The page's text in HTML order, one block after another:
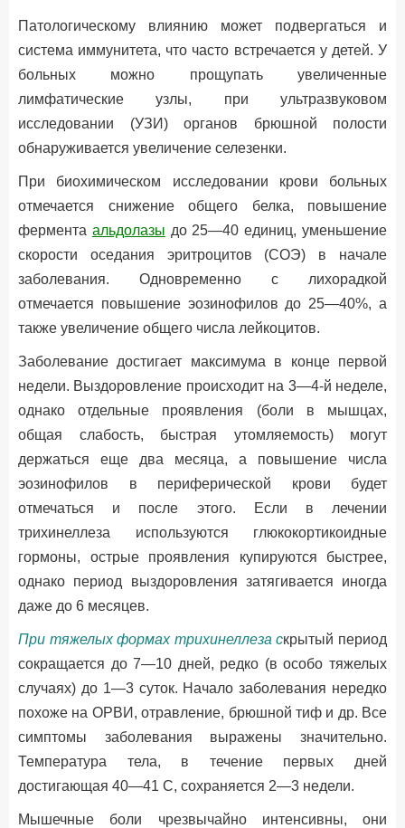
Патологическому влиянию может подвергаться и
система иммунитета, что часто встречается у детей. У
больных можно прощупать увеличенные
лимфатические узлы, при ультразвуковом
исследовании (УЗИ) органов брюшной полости
обнаруживается увеличение селезенки.
При биохимическом исследовании крови больных
отмечается снижение общего белка, повышение
фермента альдолазы до 25—40 единиц, уменьшение
скорости оседания эритроцитов (СОЭ) в начале
заболевания. Одновременно с лихорадкой
отмечается повышение эозинофилов до 25—40%, а
также увеличение общего числа лейкоцитов.
Заболевание достигает максимума в конце первой
недели. Выздоровление происходит на 3—4-й неделе,
однако отдельные проявления (боли в мышцах,
общая слабость, быстрая утомляемость) могут
держаться еще два месяца, а повышение числа
эозинофилов в периферической крови будет
отмечаться и после этого. Если в лечении
трихинеллеза используются глюкокортикоидные
гормоны, острые проявления купируются быстрее,
однако период выздоровления затягивается иногда
даже до 6 месяцев.
При тяжелых формах трихинеллеза скрытый период
сокращается до 7—10 дней, редко (в особо тяжелых
случаях) до 1—3 суток. Начало заболевания нередко
похоже на ОРВИ, отравление, брюшной тиф и др. Все
симптомы заболевания выражены значительно.
Температура тела, в течение первых дней
достигающая 40—41 С, сохраняется 2—3 недели.
Мышечные боли чрезвычайно интенсивны, они